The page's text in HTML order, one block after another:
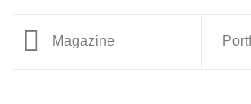
Magazine